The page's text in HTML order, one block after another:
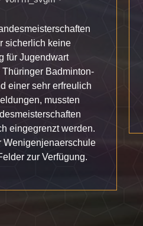
sicherlich keine
für Jugendwart
Badminton-
einer sehr erfreulich
mussten
eingegrenzt werden.
Wenigenjenaerschule
zur Verfügung.